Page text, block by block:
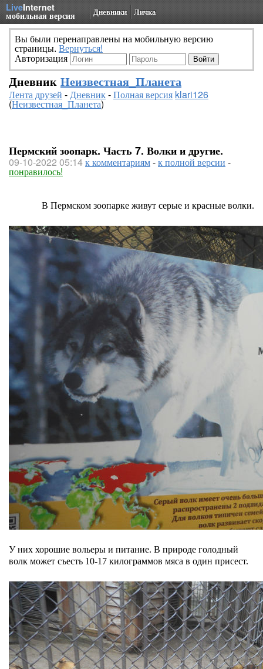
LiveInternet
мобильная версия Дневники Личка
Вы были перенаправлены на мобильную версию
страницы. Вернуться!
Авторизация
Дневник Неизвестная_Планета
Лента друзей -Дневник-Полная версия klari126
(Неизвестная_Планета)
Пермский зоопарк. Часть 7. Волки и другие.
09-10-2022 05:14к комментариям-к полной версии -
понравилось!
В Пермском зоопарке живут серые и красные волки.
У них хорошие вольеры и питание. В природе голодный
волк может съесть 10-17 килограммов мяса в один присест.